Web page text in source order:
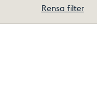
Rensa filter